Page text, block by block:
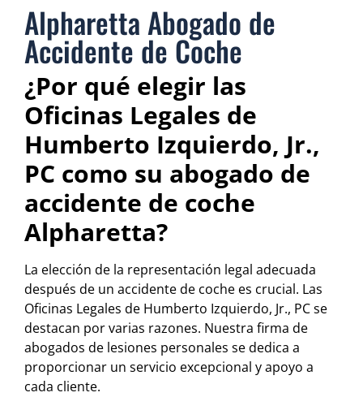
Alpharetta Abogado de
Accidente de Coche
¿Por qué elegir las
Oficinas Legales de
Humberto Izquierdo, Jr.,
PC como su abogado de
accidente de coche
Alpharetta?
La elección de la representación legal adecuada
después de un accidente de coche es crucial. Las
Oficinas Legales de Humberto Izquierdo, Jr., PC se
destacan por varias razones. Nuestra firma de
abogados de lesiones personales se dedica a
proporcionar un servicio excepcional y apoyo a
cada cliente.